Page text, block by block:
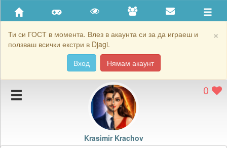
×
Ти си ГОСТ в момента. Влез в акаунта си за да играеш и
ползваш всички екстри в Djagi.
Вход
Нямам акаунт
Приятели
Хронология на игри
Подаръците на Krasimir Krachov
Картичките на Krasimir Krachov
Блокирай Krasimir Krachov
0
Krasimir Krachov